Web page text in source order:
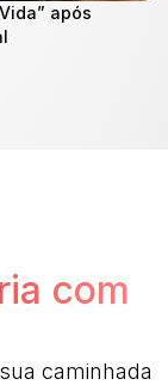
após
com
caminhada